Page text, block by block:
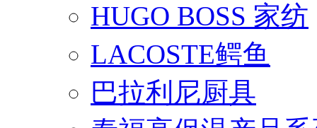
HUGO BOSS 家纺
LACOSTE鳄鱼
巴拉利尼厨具